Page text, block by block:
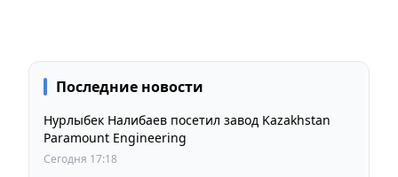
Последние новости
Нурлыбек Налибаев посетил завод Kazakhstan
Paramount Engineering
Сегодня 17:18